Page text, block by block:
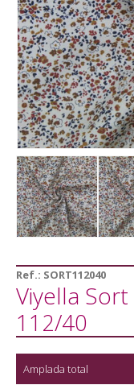
Ref.: SORT112040
Viyella
112/40
Amplada total